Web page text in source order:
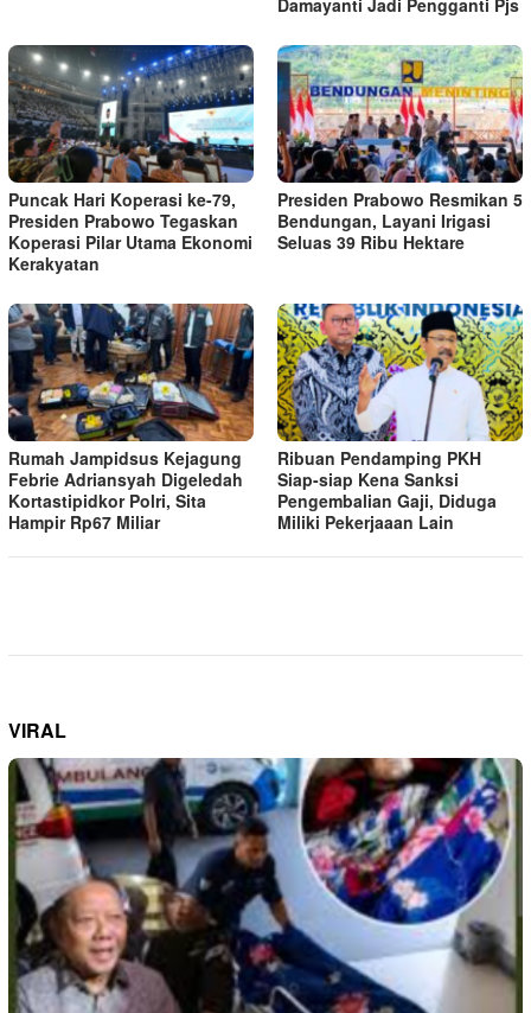
Damayanti Jadi Pengganti Pjs
Puncak Hari Koperasi ke-79,
Presiden Prabowo Tegaskan
Koperasi Pilar Utama Ekonomi
Kerakyatan
Presiden Prabowo Resmikan 5
Bendungan, Layani Irigasi
Seluas 39 Ribu Hektare
Rumah Jampidsus Kejagung
Febrie Adriansyah Digeledah
Kortastipidkor Polri, Sita
Hampir Rp67 Miliar
Ribuan Pendamping PKH
Siap-siap Kena Sanksi
Pengembalian Gaji, Diduga
Miliki Pekerjaaan Lain
VIRAL